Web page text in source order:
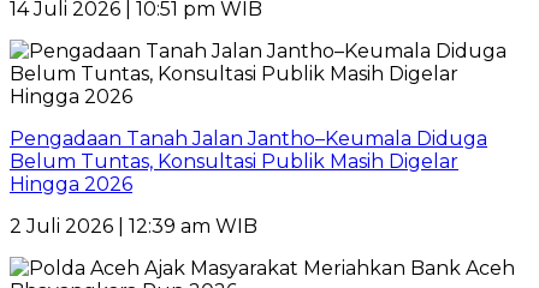
14 Juli 2026 | 10:51 pm WIB
Pengadaan Tanah Jalan Jantho–Keumala Diduga
Belum Tuntas, Konsultasi Publik Masih Digelar
Hingga 2026
2 Juli 2026 | 12:39 am WIB